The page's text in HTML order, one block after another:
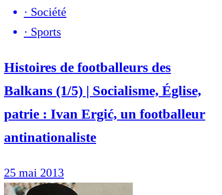
· Société
· Sports
Histoires de footballeurs des
Balkans (1/5) | Socialisme, Église,
patrie : Ivan Ergić, un footballeur
antinationaliste
25 mai 2013